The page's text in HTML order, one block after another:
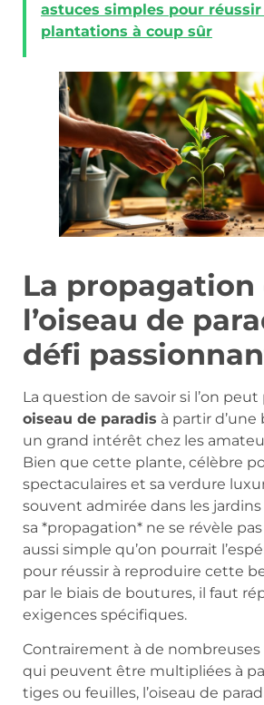
astuces simples pour réussir
plantations à coup sûr
La propagation
l’oiseau de
défi
La question de savoir si l’on
oiseau de paradis à partir
un grand intérêt chez les
Bien que cette plante, célèbre
spectaculaires et sa verdure
souvent admirée dans les
sa *propagation* ne se révèle
aussi simple qu’on pourrait
pour réussir à reproduire cette
par le biais de boutures, il faut
exigences spécifiques.
Contrairement à de
qui peuvent être multipliées à
tiges ou feuilles, l’oiseau de